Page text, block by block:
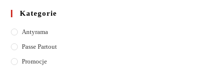
Kategorie
Antyrama
Passe Partout
Promocje